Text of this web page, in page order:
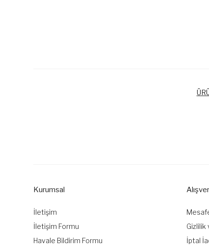
Ürün bilgilerinde hatalar bulunuyor.
Bu ürüne benzer farklı alternatifler olmalı.
Kurumsal
İletişim
İletişim Formu
Havale Bildirim Formu
Gizlilik
İptal